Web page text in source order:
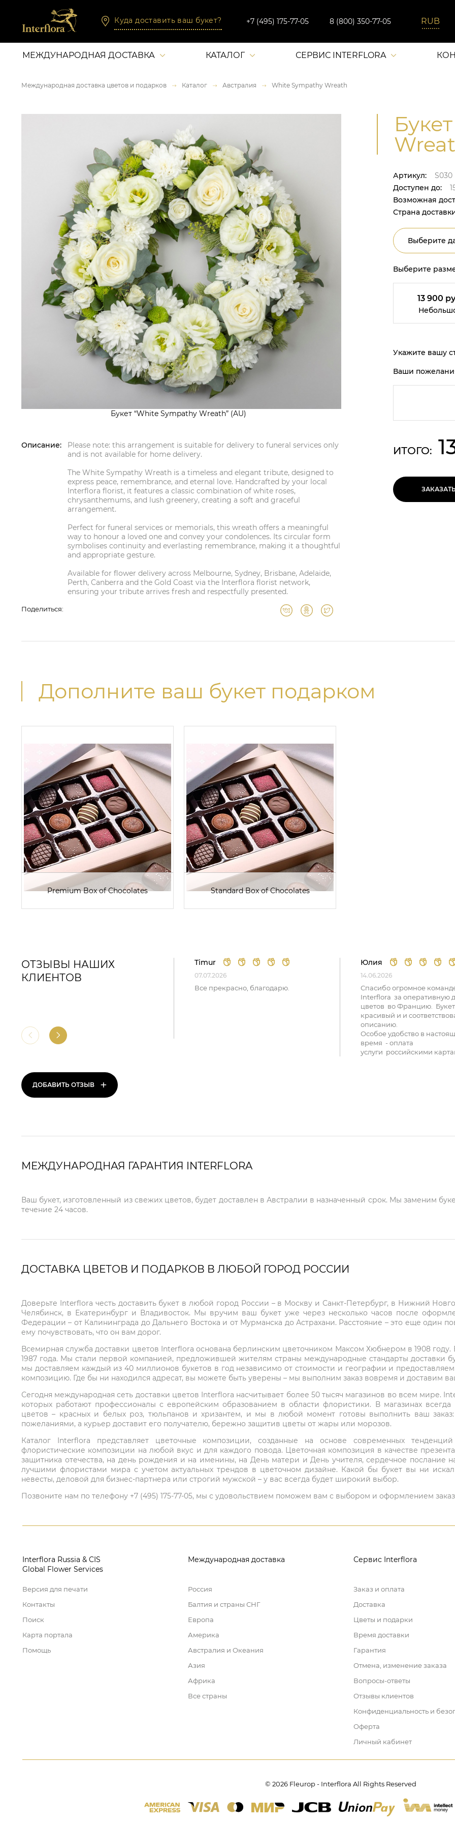
Куда доставить ваш букет? +7 (495) 175-77-05 8 (800) 350-77-05
МЕЖДУНАРОДНАЯ ДОСТАВКА КАТАЛОГ СЕРВИС INTERFLORA
Международная доставка цветов и подарков Каталог Австралия White Sympathy Wreath
Букет “White Sympathy Wreath” (AU)
Описание:
Please note: this arrangement is suitable for delivery to funeral services only
and is not available for home delivery.
The White Sympathy Wreath is a timeless and elegant tribute, designed to
express peace, remembrance, and eternal love. Handcrafted by your local
Interflora florist, it features a classic combination of white roses,
chrysanthemums, and lush greenery, creating a soft and graceful
arrangement.
Perfect for funeral services or memorials, this wreath offers a meaningful
way to honour a loved one and convey your condolences. Its circular form
symbolises continuity and everlasting remembrance, making it a thoughtful
and appropriate gesture.
Available for flower delivery across Melbourne, Sydney, Brisbane, Adelaide,
Perth, Canberra and the Gold Coast via the Interflora florist network,
ensuring your tribute arrives fresh and respectfully presented.
Поделиться:
Артикул:
S030
Доступен до:
Возможная
Страна
Выберите
Выберите
13 900
Укажите вашу
Ваши
ИТОГО:
Дополните ваш букет подарком
Premium Box of Chocolates Standard Box of Chocolates
ОТЗЫВЫ НАШИХ
КЛИЕНТОВ
ДОБАВИТЬ ОТЗЫВ +
Timur
07.07.2026
Все прекрасно, благодарю.
Юлия
14.06.2026
Спасибо огромное
Interflora за оперативную
цветов во Францию.
красивый и и
описанию.
Особое удобство в
время - оплата
услуги российскими
МЕЖДУНАРОДНАЯ ГАРАНТИЯ INTERFLORA
Ваш букет, изготовленный из свежих цветов, будет доставлен в Австралии в назначенный срок. Мы заменим
течение 24 часов.
ДОСТАВКА ЦВЕТОВ И ПОДАРКОВ В ЛЮБОЙ ГОРОД РОССИИ
Доверьте Interflora честь доставить букет в любой город России – в Москву и Санкт-Петербург, в Нижний
Челябинск, в Екатеринбург и Владивосток. Мы вручим ваш букет уже через несколько часов после
Федерации – от Калининграда до Дальнего Востока и от Мурманска до Астрахани. Расстояние – это еще один
ему почувствовать, что он вам дорог.
Всемирная служба доставки цветов Interflora основана берлинским цветочником Максом Хюбнером в 1908
1987 года. Мы стали первой компанией, предложившей жителям страны международные стандарты доставки
мы доставляем каждый из 40 миллионов букетов в год независимо от стоимости и географии и
композицию. Где бы ни находился адресат, вы можете быть уверены – мы выполним заказ вовремя и доставим
Сегодня международная сеть доставки цветов Interflora насчитывает более 50 тысяч магазинов во всем мире.
которых работают профессионалы с европейским образованием в области флористики. В магазинах
цветов – красных и белых роз, тюльпанов и хризантем, и мы в любой момент готовы выполнить ваш
пожеланиями, а курьер доставит его получателю, бережно защитив цветы от жары или морозов.
Каталог Interflora представляет цветочные композиции, созданные на основе современных
флористические композиции на любой вкус и для каждого повода. Цветочная композиция в качестве
защитника отечества, на день рождения и на именины, на День матери и День учителя, сердечное послание
лучшими флористами мира с учетом актуальных трендов в цветочном дизайне. Какой бы букет вы ни
невесты, деловой для бизнес-партнера или строгий мужской – у вас всегда будет широкий выбор.
Позвоните нам по телефону +7 (495) 175-77-05, мы с удовольствием поможем вам с выбором и оформлением
Interflora Russia & CIS
Global Flower Services
Версия для печати
Контакты
Поиск
Карта портала
Помощь
Международная доставка
Россия
Балтия и страны СНГ
Европа
Америка
Австралия и Океания
Азия
Африка
Все страны
Сервис Interflora
Заказ и оплата
Доставка
Цветы и подарки
Время доставки
Гарантия
Отмена, изменение заказа
Вопросы-ответы
Отзывы клиентов
Конфиденциальность и
Оферта
Личный кабинет
© 2026 Fleurop - Interflora All Rights Reserved